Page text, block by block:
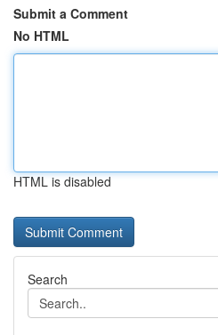
Submit a Comment
No HTML
HTML is disabled
Search